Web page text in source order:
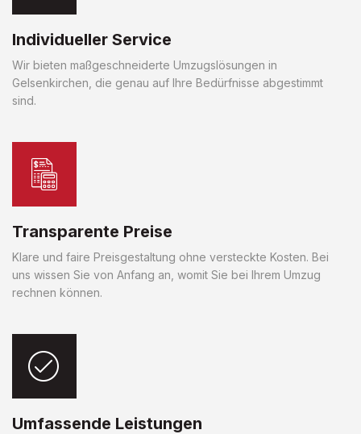
Individueller Service
Wir bieten maßgeschneiderte Umzugslösungen in
Gelsenkirchen, die genau auf Ihre Bedürfnisse abgestimmt
sind.
Transparente Preise
Klare und faire Preisgestaltung ohne versteckte Kosten. Bei
uns wissen Sie von Anfang an, womit Sie bei Ihrem Umzug
rechnen können.
Umfassende Leistungen